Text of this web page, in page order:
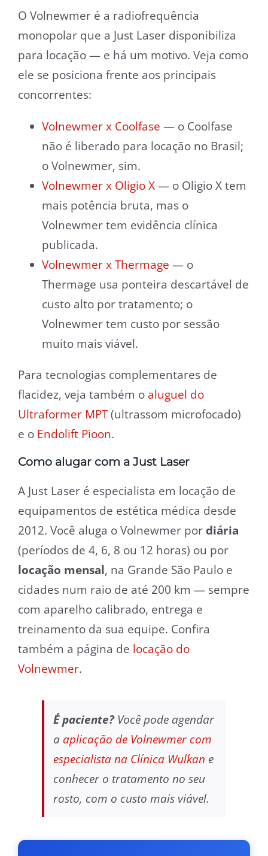
O Volnewmer é a radiofrequência
monopolar que a Just Laser disponibiliza
para locação — e há um motivo. Veja como
ele se posiciona frente aos principais
concorrentes:
Volnewmer x Coolfase — o Coolfase
não é liberado para locação no Brasil;
o Volnewmer, sim.
Volnewmer x Oligio X — o Oligio X tem
mais potência bruta, mas o
Volnewmer tem evidência clínica
publicada.
Volnewmer x Thermage — o
Thermage usa ponteira descartável de
custo alto por tratamento; o
Volnewmer tem custo por sessão
muito mais viável.
Para tecnologias complementares de
flacidez, veja também o aluguel do
Ultraformer MPT(ultrassom microfocado)
e o Endolift Pioon.
Como alugar com a Just Laser
A Just Laser é especialista em locação de
equipamentos de estética médica desde
2012. Você aluga o Volnewmer por diária
(períodos de 4, 6, 8 ou 12 horas) ou por
locação mensal, na Grande São Paulo e
cidades num raio de até 200 km — sempre
com aparelho calibrado, entrega e
treinamento da sua equipe. Confira
também a página de locação do
Volnewmer.
É paciente?Você pode agendar
a aplicação de Volnewmer com
especialista na Clínica Wulkan e
conhecer o tratamento no seu
rosto, com o custo mais viável.